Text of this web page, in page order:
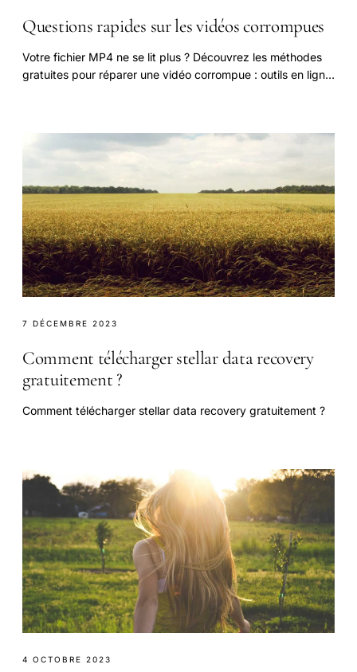
Questions rapides sur les vidéos corrompues
Votre fichier MP4 ne se lit plus ? Découvrez les méthodes
gratuites pour réparer une vidéo corrompue : outils en ligne,
7 DÉCEMBRE 2023
Comment télécharger stellar data recovery
gratuitement ?
Comment télécharger stellar data recovery gratuitement ?
4 OCTOBRE 2023